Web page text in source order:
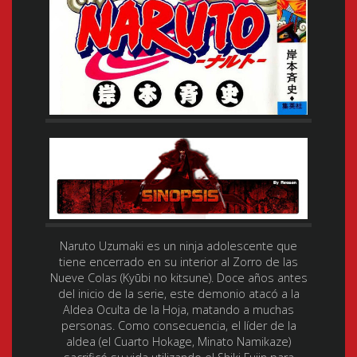
Naruto Uzumaki es un ninja adolescente que
tiene encerrado en su interior al Zorro de las
Nueve Colas (Kyūbi no kitsune). Doce años antes
del inicio de la serie, este demonio atacó a la
Aldea Oculta de la Hoja, matando a muchas
personas. Como consecuencia, el líder de la
aldea (el Cuarto Hokage, Minato Namikaze)